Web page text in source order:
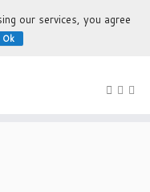
découvrir la Bolivie
our services, you agree
Ok